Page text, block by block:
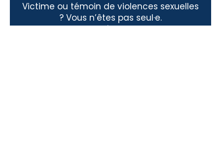
Victime ou témoin de violences sexuelles
? Vous n’êtes pas seul·e.
Nous mettons à disposition des